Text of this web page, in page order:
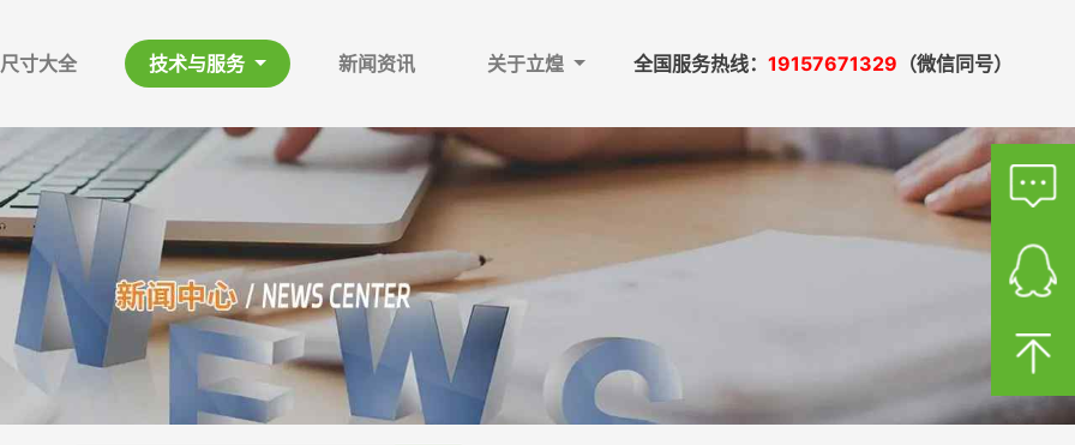
尺寸大全 技术与服务 新闻资讯 关于立煌 全国服务热线： 19157671329 （微信同号）